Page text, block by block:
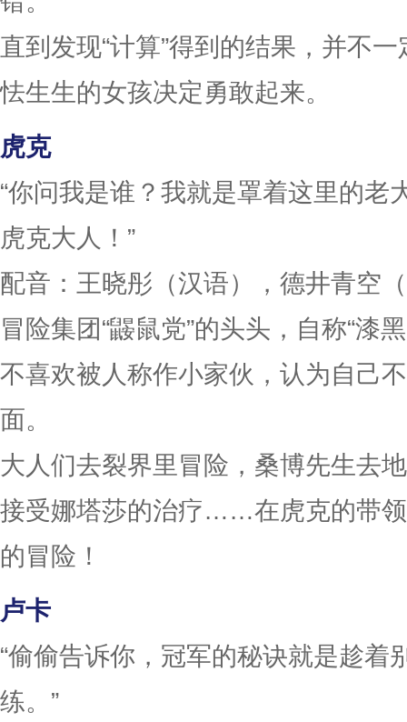
直到发现“计算”得到的结果，并不
怯生生的女孩决定勇敢起来。
虎克
“你问我是谁？我就是罩着这里的老
虎克大人！”
配音：王晓彤（汉语），德井青空
冒险集团“鼹鼠党”的头头，自称“漆
不喜欢被人称作小家伙，认为自己
面。
大人们去裂界里冒险，桑博先生去
接受娜塔莎的治疗……在虎克的带
的冒险！
卢卡
“偷偷告诉你，冠军的秘诀就是趁着
练。”